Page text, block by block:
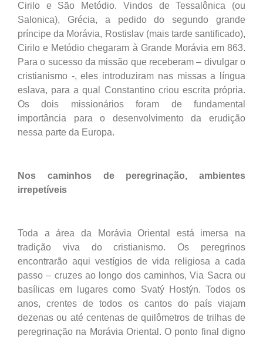
Cirilo e São Metódio. Vindos de Tessalônica (ou
Salonica), Grécia, a pedido do segundo grande
príncipe da Morávia, Rostislav (mais tarde santificado),
Cirilo e Metódio chegaram à Grande Morávia em 863.
Para o sucesso da missão que receberam – divulgar o
cristianismo -, eles introduziram nas missas a língua
eslava, para a qual Constantino criou escrita própria.
Os dois missionários foram de fundamental
importância para o desenvolvimento da erudição
nessa parte da Europa.
Nos caminhos de peregrinação, ambientes
irrepetíveis
Toda a área da Morávia Oriental está imersa na
tradição viva do cristianismo. Os peregrinos
encontrarão aqui vestígios de vida religiosa a cada
passo – cruzes ao longo dos caminhos, Via Sacra ou
basílicas em lugares como Svatý Hostýn. Todos os
anos, crentes de todos os cantos do país viajam
dezenas ou até centenas de quilômetros de trilhas de
peregrinação na Morávia Oriental. O ponto final digno